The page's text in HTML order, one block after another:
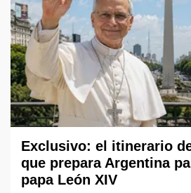
Exclusivo: el itinerario
que prepara Argentina
papa León XIV